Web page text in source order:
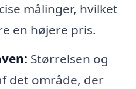
målinger, hvilket
en højere pris.
Størrelsen og
det område, der